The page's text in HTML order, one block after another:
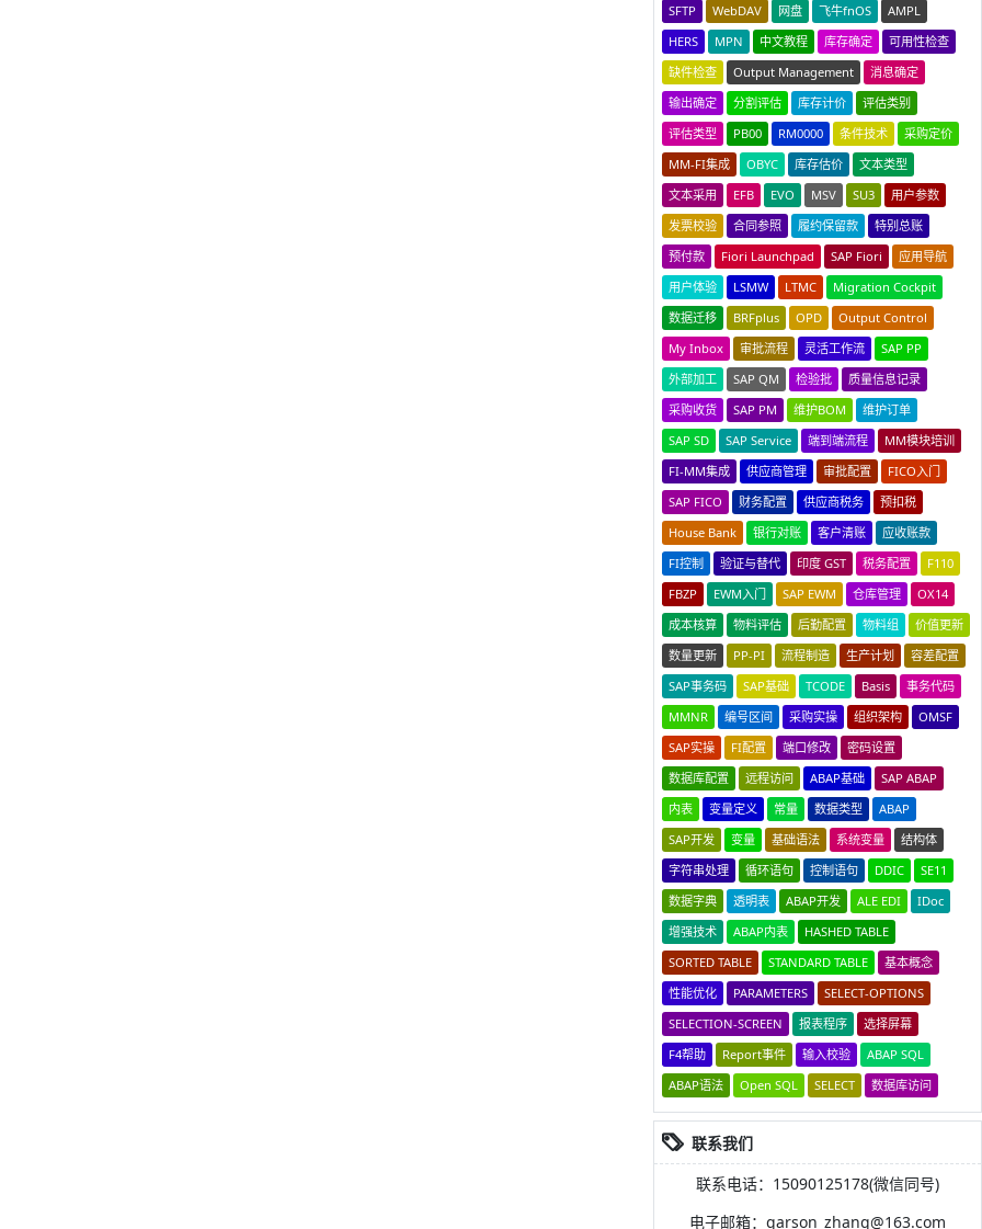
SFTP
WebDAV 网盘 飞牛fnOS
AMPL
HERS
MPN 中文教程 库存确定
可用性检查
缺件检查
Output Management
消息确定
输出确定
分割评估 库存计价
评估类别
评估类型
PB00 RM0000 条件技术
采购定价
MM-FI集成
OBYC 库存估价
文本类型
文本采用
EFB EVO MSV SU3
用户参数
发票校验
合同参照 履约保留款
特别总账
预付款
Fiori Launchpad SAP Fiori
应用导航
用户体验
LSMW LTMC
Migration Cockpit
数据迁移
BRFplus OPD
Output Control
My Inbox
审批流程 灵活工作流
SAP PP
外部加工
SAP QM 检验批
质量信息记录
采购收货
SAP PM 维护BOM
维护订单
SAP SD
SAP Service 端到端流程
MM模块培训
FI-MM集成
供应商管理 审批配置
FICO入门
SAP FICO
财务配置 供应商税务
预扣税
House Bank
银行对账 客户清账
应收账款
FI控制
验证与替代 印度 GST 税务配置
F110
FBZP
EWM入门 SAP EWM 仓库管理
OX14
成本核算
物料评估 后勤配置 物料组
价值更新
数量更新
PP-PI 流程制造 生产计划
容差配置
SAP事务码
SAP基础 TCODE Basis
事务代码
MMNR
编号区间 采购实操 组织架构
OMSF
SAP实操
FI配置 端口修改
密码设置
数据库配置
远程访问 ABAP基础
SAP ABAP
内表
变量定义 常量 数据类型
ABAP
SAP开发
变量 基础语法 系统变量
结构体
字符串处理
循环语句 控制语句 DDIC
SE11
数据字典
透明表 ABAP开发 ALE EDI
IDoc
增强技术
ABAP内表
HASHED TABLE
SORTED TABLE
STANDARD TABLE
基本概念
性能优化
PARAMETERS
SELECT-OPTIONS
SELECTION-SCREEN
报表程序
选择屏幕
F4帮助
Report事件 输入校验
ABAP SQL
ABAP语法
Open SQL SELECT 数据库访问
联系我们
联系电话：15090125178(微信同号)
电子邮箱：garson_zhang@163.com